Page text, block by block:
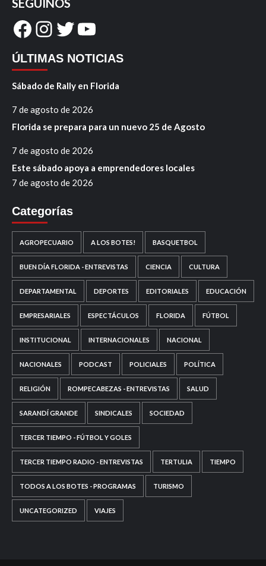
Facebook
Instagram
Twitter
YouTube
ÚLTIMAS NOTICIAS
Sábado de Rally en Florida
7 de agosto de 2026
Florida se prepara para un nuevo 25 de Agosto
7 de agosto de 2026
Este sábado apoya a emprendedores locales
7 de agosto de 2026
Categorías
AGROPECUARIO A LOS BOTES! BASQUETBOL
BUEN DÍA FLORIDA - ENTREVISTAS CIENCIA CULTURA
DEPARTAMENTAL DEPORTES EDITORIALES EDUCACIÓN
EMPRESARIALES ESPECTÁCULOS FLORIDA FÚTBOL
INSTITUCIONAL INTERNACIONALES NACIONAL
NACIONALES PODCAST POLICIALES POLÍTICA
RELIGIÓN ROMPECABEZAS - ENTREVISTAS SALUD
SARANDÍ GRANDE SINDICALES SOCIEDAD
TERCER TIEMPO - FÚTBOL Y GOLES
TERCER TIEMPO RADIO - ENTREVISTAS TERTULIA TIEMPO
TODOS A LOS BOTES - PROGRAMAS TURISMO
UNCATEGORIZED VIAJES